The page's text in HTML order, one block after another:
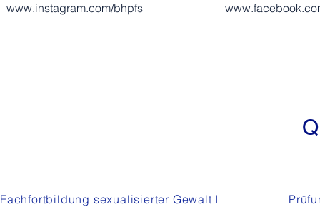
www.instagram.com/bhpfs
Fachfortbildung sexualisierter Gewalt I